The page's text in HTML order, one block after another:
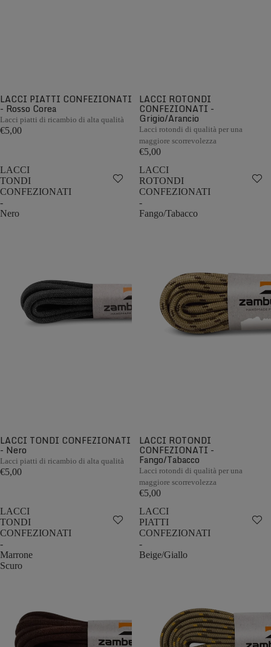
LACCI PIATTI CONFEZIONATI
- Rosso Corea
Lacci piatti di ricambio di alta qualità
€5,00
LACCI ROTONDI
CONFEZIONATI -
Grigio/Arancio
Lacci rotondi di qualità per una
maggiore scorrevolezza
€5,00
LACCI
TONDI
CONFEZIONATI
-
Nero
LACCI TONDI CONFEZIONATI
- Nero
Lacci piatti di ricambio di alta qualità
€5,00
LACCI
ROTONDI
CONFEZIONATI
-
Fango/Tabacco
LACCI ROTONDI
CONFEZIONATI -
Fango/Tabacco
Lacci rotondi di qualità per una
maggiore scorrevolezza
€5,00
LACCI
TONDI
CONFEZIONATI
-
Marrone
Scuro
LACCI
PIATTI
CONFEZIONATI
-
Beige/Giallo